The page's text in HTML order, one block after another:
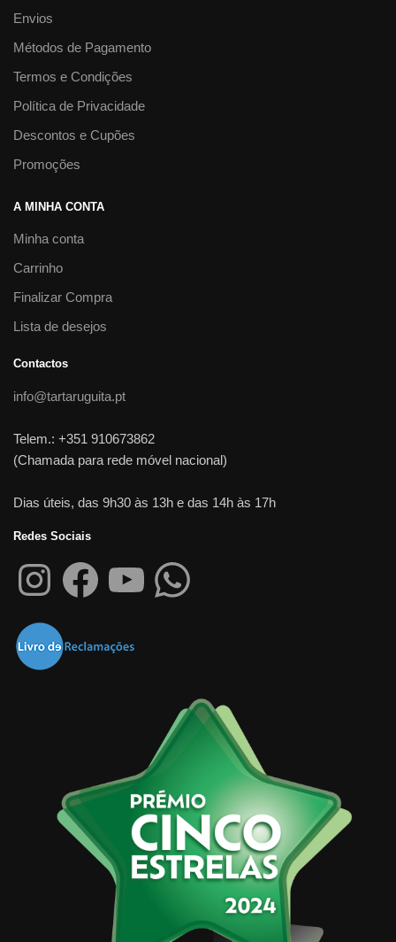
Envios
Métodos de Pagamento
Termos e Condições
Política de Privacidade
Descontos e Cupões
Promoções
A MINHA CONTA
Minha conta
Carrinho
Finalizar Compra
Lista de desejos
Contactos
info@tartaruguita.pt
Telem.: +351 910673862
(Chamada para rede móvel nacional)
Dias úteis, das 9h30 às 13h e das 14h às 17h
Redes Sociais